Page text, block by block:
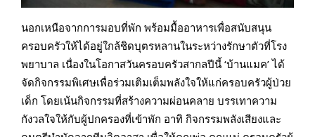
นอกเหนือจากการมอบที่พัก พร้อมมื้ออาหารเพื่อสนับสนุน
ครอบครัวให้ได้อยู่ใกล้ชิดบุตรหลานในระหว่างรักษาตัวที่โรง
พยาบาล เนื่องในโอกาสวันครอบครัวสากลปีนี้ ‘บ้านแมค’ ได้
จัดกิจกรรมพิเศษเพื่อร่วมเติมเต็มพลังใจให้แก่ครอบครัวผู้ป่วย
เด็ก โดยเน้นกิจกรรมที่สร้างความผ่อนคลาย บรรเทาความ
กังวลใจให้กับผู้ปกครองที่เข้าพัก อาทิ กิจกรรมพลังเสียงและ